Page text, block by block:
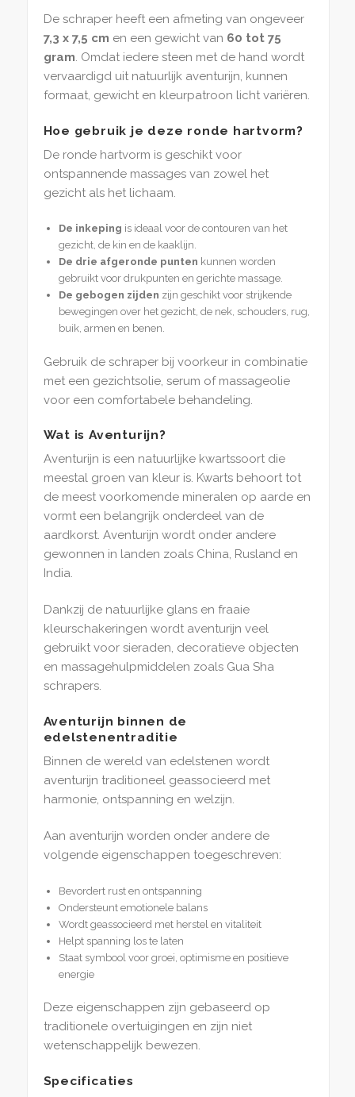
De schraper heeft een afmeting van ongeveer
7,3 x 7,5 cm en een gewicht van 60 tot 75
gram. Omdat iedere steen met de hand wordt
vervaardigd uit natuurlijk aventurijn, kunnen
formaat, gewicht en kleurpatroon licht variëren.
Hoe gebruik je deze ronde hartvorm?
De ronde hartvorm is geschikt voor
ontspannende massages van zowel het
gezicht als het lichaam.
De inkeping is ideaal voor de contouren van het
gezicht, de kin en de kaaklijn.
De drie afgeronde punten kunnen worden
gebruikt voor drukpunten en gerichte massage.
De gebogen zijden zijn geschikt voor strijkende
bewegingen over het gezicht, de nek, schouders, rug,
buik, armen en benen.
Gebruik de schraper bij voorkeur in combinatie
met een gezichtsolie, serum of massageolie
voor een comfortabele behandeling.
Wat is Aventurijn?
Aventurijn is een natuurlijke kwartssoort die
meestal groen van kleur is. Kwarts behoort tot
de meest voorkomende mineralen op aarde en
vormt een belangrijk onderdeel van de
aardkorst. Aventurijn wordt onder andere
gewonnen in landen zoals China, Rusland en
India.
Dankzij de natuurlijke glans en fraaie
kleurschakeringen wordt aventurijn veel
gebruikt voor sieraden, decoratieve objecten
en massagehulpmiddelen zoals Gua Sha
schrapers.
Aventurijn binnen de
edelstenentraditie
Binnen de wereld van edelstenen wordt
aventurijn traditioneel geassocieerd met
harmonie, ontspanning en welzijn.
Aan aventurijn worden onder andere de
volgende eigenschappen toegeschreven:
Bevordert rust en ontspanning
Ondersteunt emotionele balans
Wordt geassocieerd met herstel en vitaliteit
Helpt spanning los te laten
Staat symbool voor groei, optimisme en positieve
energie
Deze eigenschappen zijn gebaseerd op
traditionele overtuigingen en zijn niet
wetenschappelijk bewezen.
Specificaties